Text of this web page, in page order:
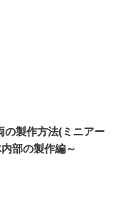
の製作方法(ミニアー
部の製作編～